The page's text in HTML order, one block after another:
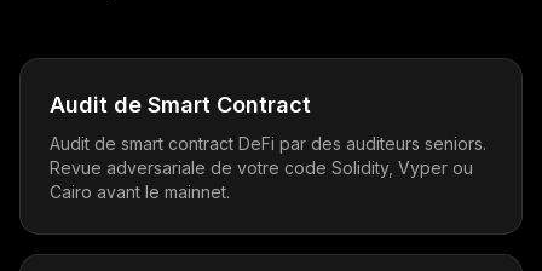
Audit de Smart Contract
Audit de smart contract DeFi par des auditeurs seniors.
Revue adversariale de votre code Solidity, Vyper ou
Cairo avant le mainnet.